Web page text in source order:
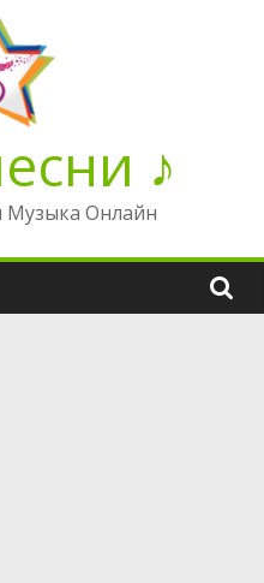
♪
Музыка Онлайн